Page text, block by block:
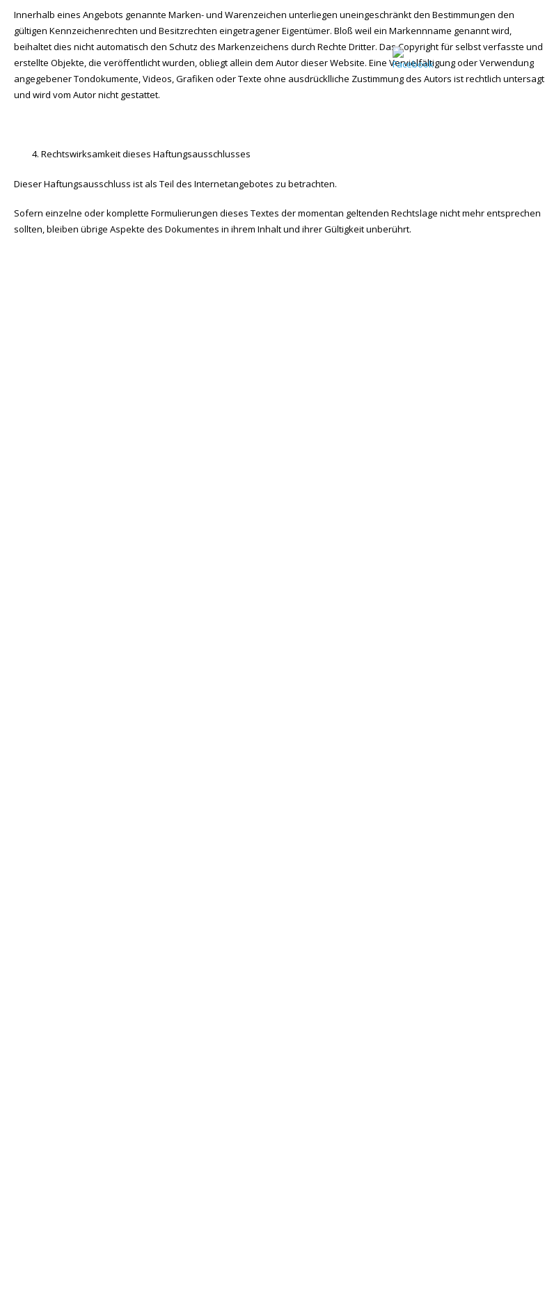
Innerhalb eines Angebots genannte Marken- und Warenzeichen unterliegen uneingeschränkt den Bestimmungen den
gültigen Kennzeichenrechten und Besitzrechten eingetragener Eigentümer. Bloß weil ein Markennname genannt wird,
beihaltet dies nicht automatisch den Schutz des Markenzeichens durch Rechte Dritter. Das Copyright für selbst verfasste und
erstellte Objekte, die veröffentlicht wurden, obliegt allein dem Autor dieser Website. Eine Vervielfältigung oder Verwendung
angegebener Tondokumente, Videos, Grafiken oder Texte ohne ausdrücklliche Zustimmung des Autors ist rechtlich untersagt
und wird vom Autor nicht gestattet.
Rechtswirksamkeit dieses Haftungsausschlusses
Dieser Haftungsausschluss ist als Teil des Internetangebotes zu betrachten.
Sofern einzelne oder komplette Formulierungen dieses Textes der momentan geltenden Rechtslage nicht mehr entsprechen
sollten, bleiben übrige Aspekte des Dokumentes in ihrem Inhalt und ihrer Gültigkeit unberührt.